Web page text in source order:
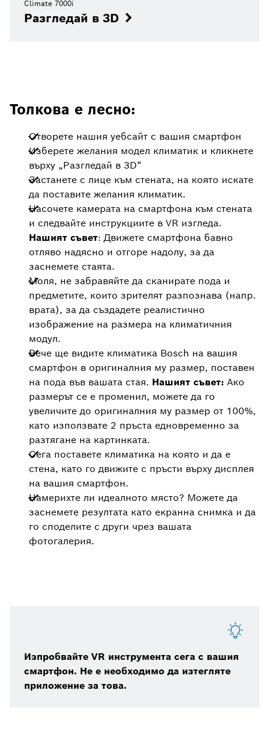
Climate 7000i
Разгледай в 3D
Толкова е лесно:
Отворете нашия уебсайт с вашия смартфон
Изберете желания модел климатик и кликнете
върху „Разгледай в 3D“
Застанете с лице към стената, на която искате
да поставите желания климатик.
Насочете камерата на смартфона към стената
и следвайте инструкциите в VR изгледа.
Нашият съвет: Движете смартфона бавно
отляво надясно и отгоре надолу, за да
заснемете стаята.
Моля, не забравяйте да сканирате пода и
предметите, които зрителят разпознава (напр.
врата), за да създадете реалистично
изображение на размера на климатичния
модул.
Вече ще видите климатика Bosch на вашия
смартфон в оригиналния му размер, поставен
на пода във вашата стая. Нашият съвет: Ако
размерът се е променил, можете да го
увеличите до оригиналния му размер от 100%,
като използвате 2 пръста едновременно за
разтягане на картинката.
Сега поставете климатика на която и да е
стена, като го движите с пръсти върху дисплея
на вашия смартфон.
Намерихте ли идеалното място? Можете да
заснемете резултата като екранна снимка и да
го споделите с други чрез вашата
фотогалерия.
Изпробвайте VR инструмента сега с вашия
смартфон. Не е необходимо да изтегляте
приложение за това.